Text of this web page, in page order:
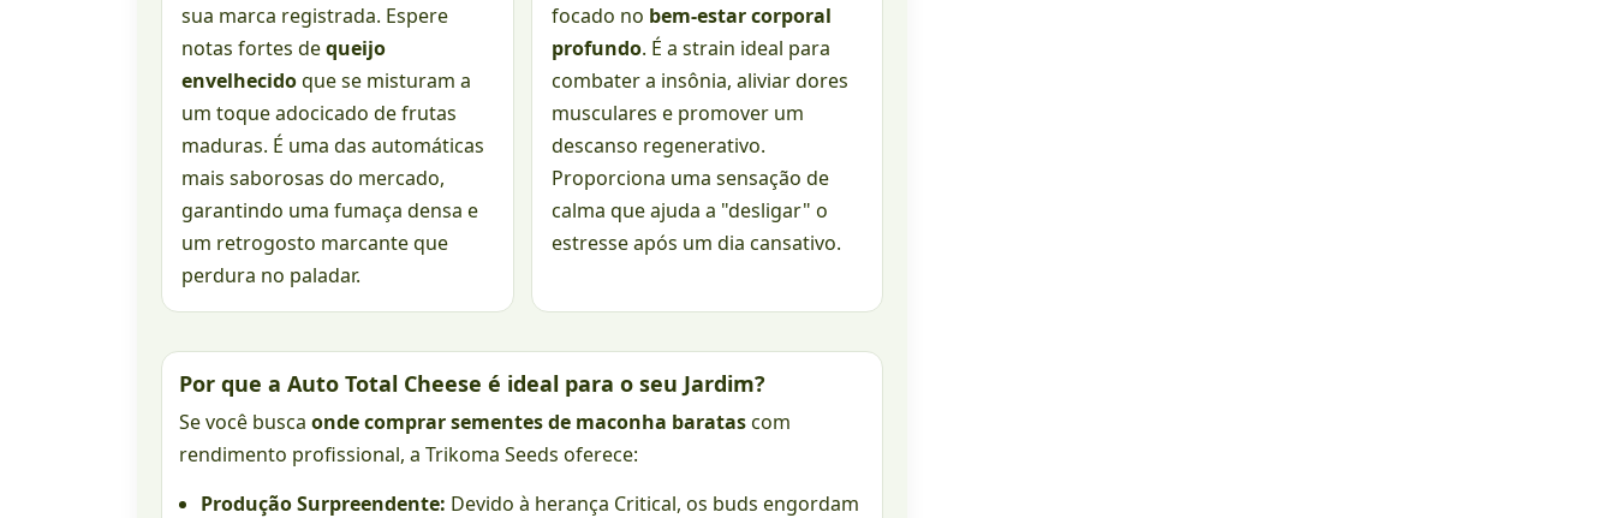
sua marca registrada. Espere
notas fortes dequeijo
envelhecidoque se misturam a
um toque adocicado de frutas
maduras. É uma das automáticas
mais saborosas do mercado,
garantindo uma fumaça densa e
um retrogosto marcante que
perdura no paladar.
focado no bem-estar corporal
profundo. É a strain ideal para
combater a insônia, aliviar dores
musculares e promover um
descanso regenerativo.
Proporciona uma sensação de
calma que ajuda a "desligar" o
estresse após um dia cansativo.
Por que a Auto Total Cheese é ideal para o seu Jardim?
Se você busca onde comprar sementes de maconha baratascom
rendimento profissional, a Trikoma Seeds oferece:
Produção Surpreendente: Devido à herança Critical, os buds engordam